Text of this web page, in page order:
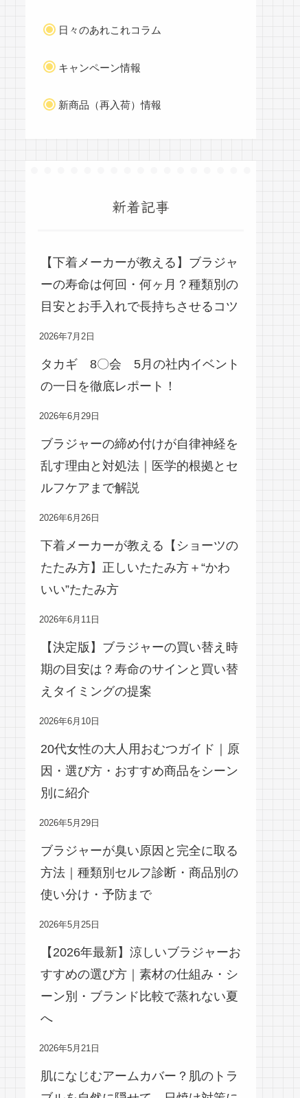
日々のあれこれコラム
キャンペーン情報
新商品（再入荷）情報
新着記事
【下着メーカーが教える】ブラジャ
ーの寿命は何回・何ヶ月？種類別の
目安とお手入れで長持ちさせるコツ
2026年7月2日
タカギ 8〇会 5月の社内イベント
の一日を徹底レポート！
2026年6月29日
ブラジャーの締め付けが自律神経を
乱す理由と対処法｜医学的根拠とセ
ルフケアまで解説
2026年6月26日
下着メーカーが教える【ショーツの
たたみ方】正しいたたみ方＋“かわ
いい”たたみ方
2026年6月11日
【決定版】ブラジャーの買い替え時
期の目安は？寿命のサインと買い替
えタイミングの提案
2026年6月10日
20代女性の大人用おむつガイド｜原
因・選び方・おすすめ商品をシーン
別に紹介
2026年5月29日
ブラジャーが臭い原因と完全に取る
方法｜種類別セルフ診断・商品別の
使い分け・予防まで
2026年5月25日
【2026年最新】涼しいブラジャーお
すすめの選び方｜素材の仕組み・シ
ーン別・ブランド比較で蒸れない夏
へ
2026年5月21日
肌になじむアームカバー？肌のトラ